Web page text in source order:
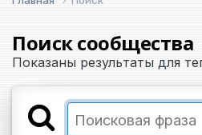
Поиск сообщества
Показаны результаты для